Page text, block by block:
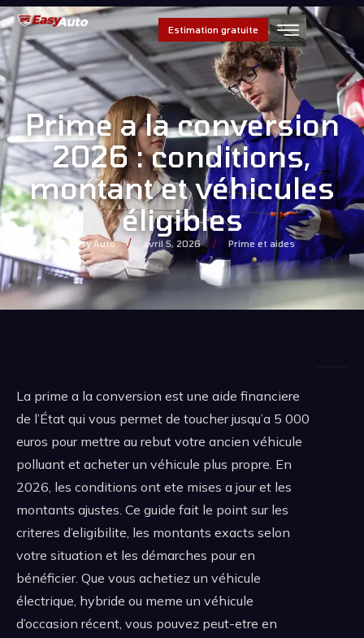
Estimation gratuite
Prime a la conversion
2026 : conditions,
montant et véhicules
éligibles
Easy Auto / avril 5, 2026 / Prime et aides
La prime a la conversion est une aide financiere
de l’État qui vous permet de toucher jusqu’a 5 000
euros pour mettre au rebut votre ancien véhicule
polluant et acheter un véhicule plus propre. En
2026, les conditions ont ete mises a jour et les
montants ajustes. Ce guide fait le point sur les
criteres d’eligibilite, les montants exacts selon
votre situation et les démarches pour en
bénéficier. Que vous achetiez un véhicule
électrique, hybride ou meme un véhicule
d’occasion récent, vous pouvez peut-etre en